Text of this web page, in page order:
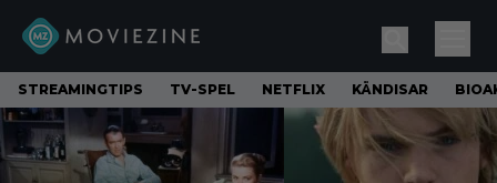
STREAMINGTIPS TV-SPEL NETFLIX KÄNDISAR